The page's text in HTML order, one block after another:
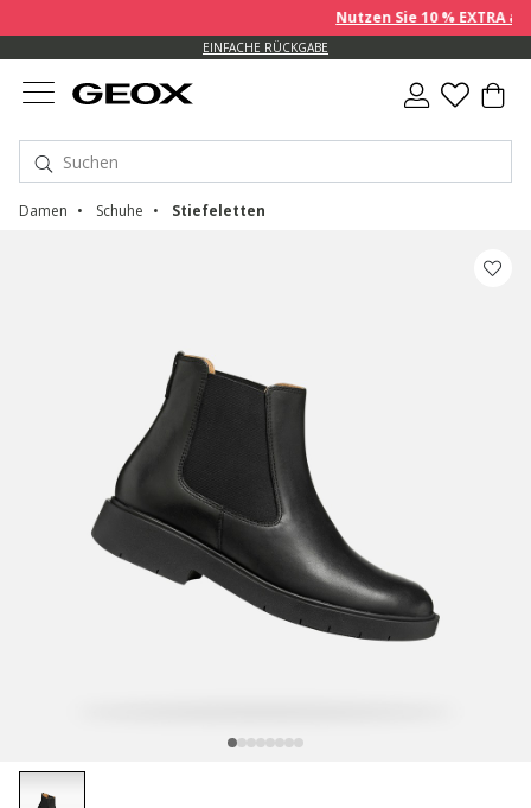
Nutzen Sie 10 % EXTRA
EINFACHE RÜCKGABE
Damen Schuhe Stiefeletten